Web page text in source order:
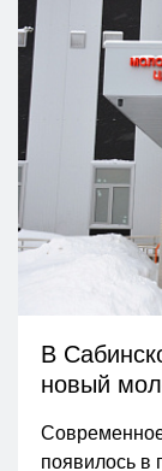
В
новый
Современное
появилось в